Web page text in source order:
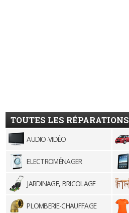
TOUTES LES RÉPARATIONS
AUDIO-VIDÉO
ELECTROMÉNAGER
JARDINAGE, BRICOLAGE
PLOMBERIE-CHAUFFAGE